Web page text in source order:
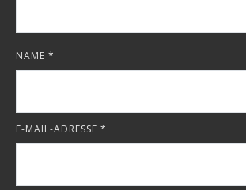
NAME *
E-MAIL-ADRESSE *